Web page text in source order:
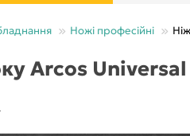
Ножі професійні
Arcos